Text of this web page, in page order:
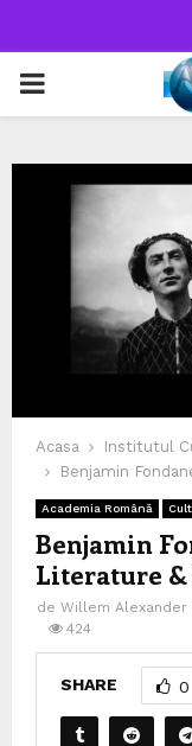
PRIMARY
Acasa
Institutul
Benjamin
Academia Română
Benjamin
Literature
de Willem Alexander
424
SHARE 0